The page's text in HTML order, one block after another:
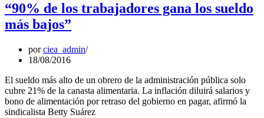
“90% de los trabajadores gana los sueldo
más bajos”
porciea_admin
18/08/2016
El sueldo más alto de un obrero de la administración pública solo
cubre 21% de la canasta alimentaria. La inflación diluirá salarios y
bono de alimentación por retraso del gobierno en pagar, afirmó la
sindicalista Betty Suárez